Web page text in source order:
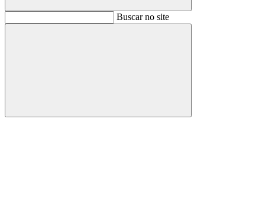
BuscarBuscar no site
Buscar